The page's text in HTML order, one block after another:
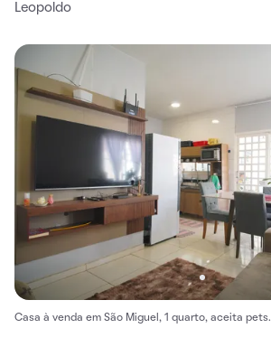
Leopoldo
Casa à venda em São Miguel, 1 quarto, aceita pets.